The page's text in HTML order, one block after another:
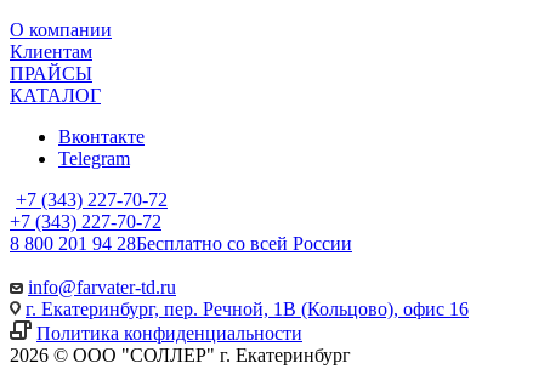
О компании
Клиентам
ПРАЙСЫ
КАТАЛОГ
Вконтакте
Telegram
+7 (343) 227-70-72
+7 (343) 227-70-72
8 800 201 94 28Бесплатно со всей России
info@farvater-td.ru
г. Екатеринбург, пер. Речной, 1В (Кольцово), офис 16
Политика конфиденциальности
2026 © ООО "СОЛЛЕР" г. Екатеринбург